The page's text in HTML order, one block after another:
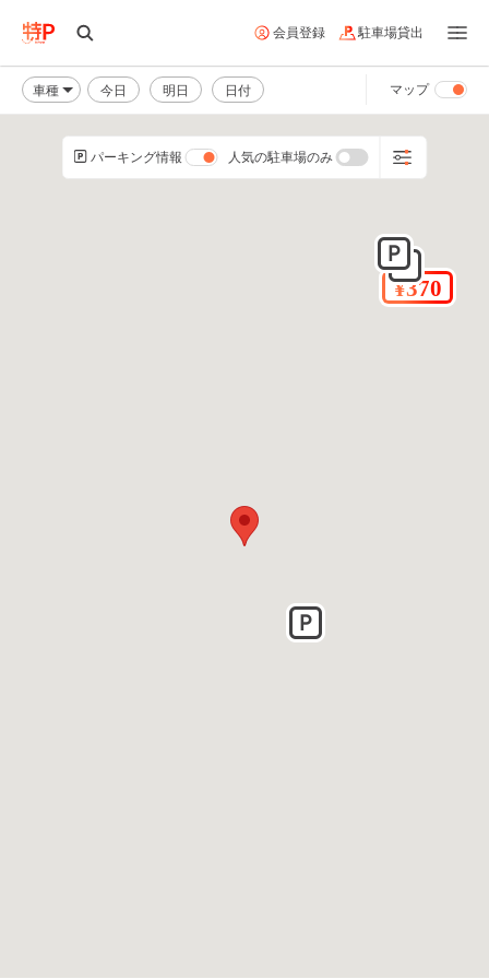
会員登録 駐車場貸出
車種 今日 明日 日付 マップ
パーキング情報 人気の駐車場のみ